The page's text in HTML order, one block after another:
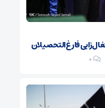
فارغ‌التحصیلان
۰